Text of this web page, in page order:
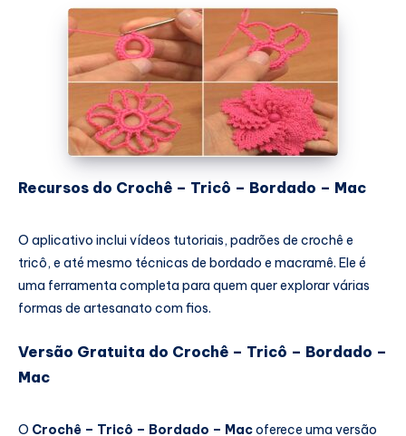
Recursos do Crochê – Tricô – Bordado – Mac
O aplicativo inclui vídeos tutoriais, padrões de crochê e
tricô, e até mesmo técnicas de bordado e macramê. Ele é
uma ferramenta completa para quem quer explorar várias
formas de artesanato com fios.
Versão Gratuita do Crochê – Tricô – Bordado –
Mac
O Crochê – Tricô – Bordado – Macoferece uma versão